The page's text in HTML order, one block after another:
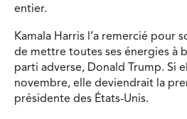
entier.
Kamala Harris l’a remercié pour
de mettre toutes ses énergies à
parti adverse, Donald Trump. Si
novembre, elle deviendrait la
présidente des États-Unis.